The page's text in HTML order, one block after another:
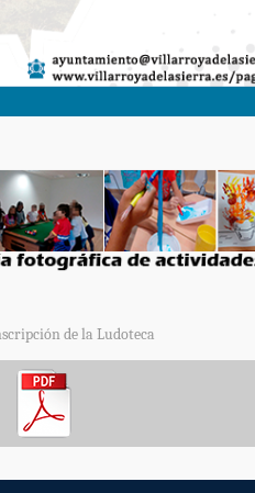
de la Ludoteca